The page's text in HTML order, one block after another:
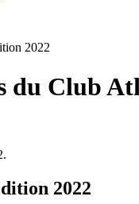
2022
du Club
.
2022